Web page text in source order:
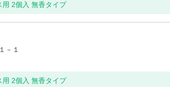
用 2個入 無香タイプ
－１
用 2個入 無香タイプ